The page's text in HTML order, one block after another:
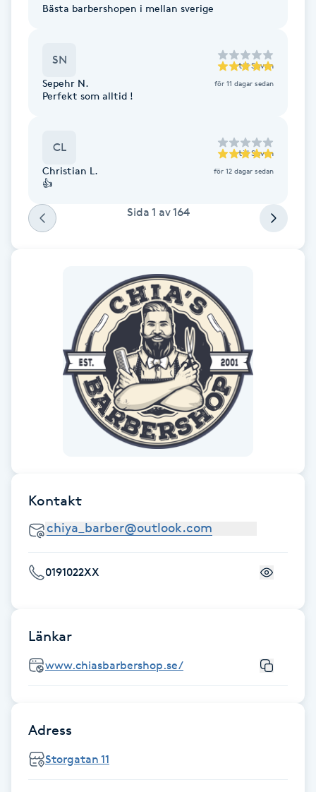
Fotsvamp
Fransar
Fransfärgning
Fransförlängning
Fransförlängning Megavolym
Fransförlängning Volym
Fransk manikyr
Fransrengöring
Frekvensterapi
Frisör
Funktionsanalys
Färgning
Gel naglar
Gellack
Bästa barbershopen i mellan sverige
SN till Shvan
Sepehr N. för 11 dagar sedan
Perfekt som alltid !
CL till Shvan
Christian L. för 12 dagar sedan
👍
Sida 1 av164
Kontakt
0191022XX
Länkar
www.chiasbarbershop.se/
Adress
Storgatan 11